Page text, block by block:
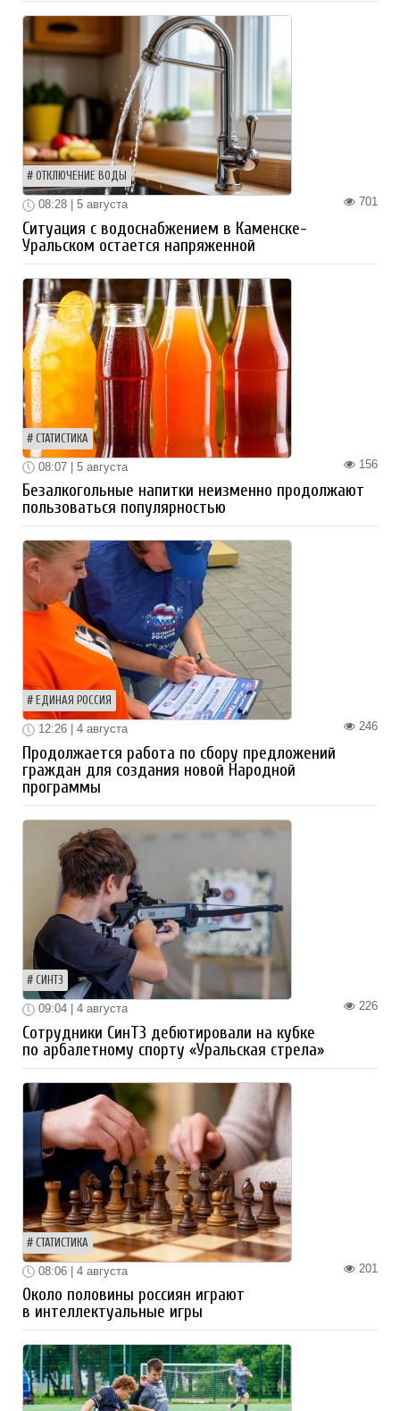
ОТКЛЮЧЕНИЕ ВОДЫ
701
08:28 | 5 августа
Ситуация с водоснабжением в Каменске-
Уральском остается напряженной
СТАТИСТИКА
156
08:07 | 5 августа
Безалкогольные напитки неизменно продолжают
пользоваться популярностью
ЕДИНАЯ РОССИЯ
246
12:26 | 4 августа
Продолжается работа по сбору предложений
граждан для создания новой Народной
программы
СИНТЗ
226
09:04 | 4 августа
Сотрудники СинТЗ дебютировали на кубке
по арбалетному спорту «Уральская стрела»
СТАТИСТИКА
201
08:06 | 4 августа
Около половины россиян играют
в интеллектуальные игры